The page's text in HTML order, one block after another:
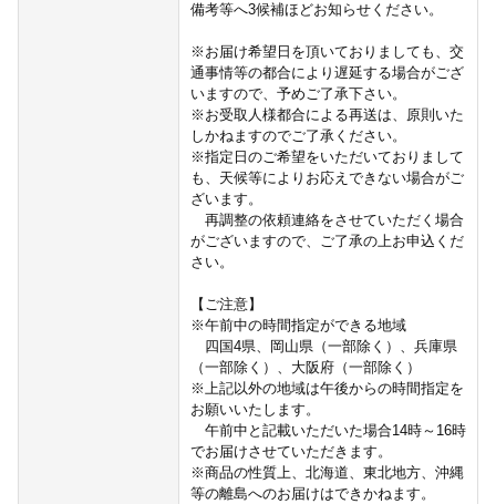
備考等へ3候補ほどお知らせください。
※お届け希望日を頂いておりましても、交
通事情等の都合により遅延する場合がござ
いますので、予めご了承下さい。
※お受取人様都合による再送は、原則いた
しかねますのでご了承ください。
※指定日のご希望をいただいておりまして
も、天候等によりお応えできない場合がご
ざいます。
再調整の依頼連絡をさせていただく場合
がございますので、ご了承の上お申込くだ
さい。
【ご注意】
※午前中の時間指定ができる地域
四国4県、岡山県（一部除く）、兵庫県
（一部除く）、大阪府（一部除く）
※上記以外の地域は午後からの時間指定を
お願いいたします。
午前中と記載いただいた場合14時～16時
でお届けさせていただきます。
※商品の性質上、北海道、東北地方、沖縄
等の離島へのお届けはできかねます。